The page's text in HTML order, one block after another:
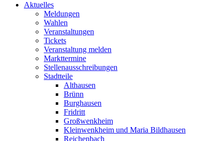
Aktuelles
Meldungen
Wahlen
Veranstaltungen
Tickets
Veranstaltung melden
Markttermine
Stellenausschreibungen
Stadtteile
Althausen
Brünn
Burghausen
Fridritt
Großwenkheim
Kleinwenkheim und Maria Bildhausen
Reichenbach